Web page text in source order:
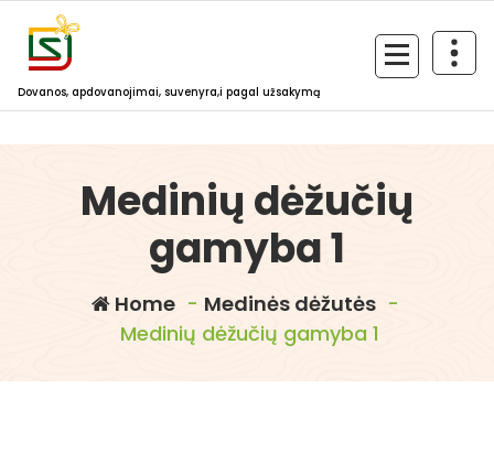
content
Dovanos, apdovanojimai, suvenyra,i pagal užsakymą
Medinių dėžučių
gamyba 1
Home - Medinės dėžutės -
Medinių dėžučių gamyba 1